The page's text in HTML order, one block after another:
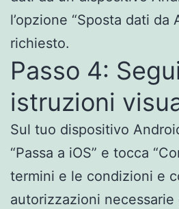
l’opzione “Sposta dati da
richiesto.
Passo 4:
istruzioni
Sul tuo dispositivo
“Passa a iOS” e tocca
termini e le condizioni e
autorizzazioni